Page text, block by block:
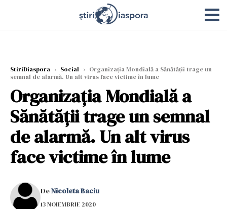
StiriDiaspora › Social › Organizația Mondială a Sănătății trage un
semnal de alarmă. Un alt virus face victime în lume
Organizația Mondială a
Sănătății trage un semnal
de alarmă. Un alt virus
face victime în lume
DeNicoleta Baciu
13 NOIEMBRIE 2020